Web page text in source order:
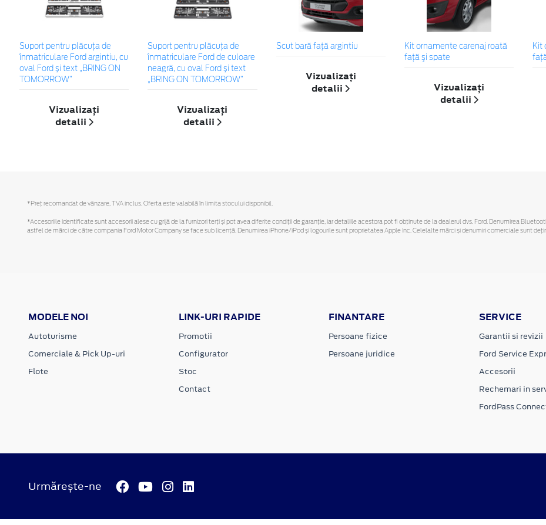
Suport pentru plăcuța de
înmatriculare Ford argintiu, cu
oval Ford și text „BRING ON
TOMORROW”
Vizualizați
detalii
Suport pentru plăcuța de
înmatriculare Ford de culoare
neagră, cu oval Ford și text
„BRING ON TOMORROW”
Vizualizați
detalii
Scut bară faţă argintiu
Vizualizați
detalii
Kit ornamente carenaj roată
faţă şi spate
Vizualizați
detalii
Kit
*Preţ recomandat de vânzare, TVA inclus. Oferta este valabilă în limita stocului disponibil.
*Accesoriile identificate sunt accesorii alese cu grijă de la furnizori terți și pot avea diferite condiții de garanție, iar detaliile acestora pot fi obținute de la dealerul dvs. Ford. Denumirea
astfel de mărci de către compania Ford Motor Company se face sub licență. Denumirea iPhone/iPod și logourile sunt proprietatea Apple Inc. Celelalte mărci și denumiri comerciale sunt
MODELE NOI
Autoturisme
Comerciale & Pick Up-uri
Flote
LINK-URI RAPIDE
Promotii
Configurator
Stoc
Contact
FINANTARE
Persoane fizice
Persoane juridice
SERVICE
Garantii si revizii
Ford Service
Accesorii
Rechemari in
FordPass
Urmărește-ne